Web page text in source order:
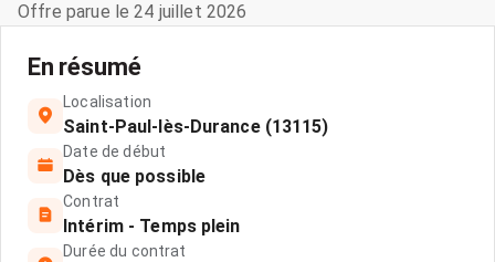
Offre parue le 24 juillet 2026
En résumé
Localisation
Saint-Paul-lès-Durance (13115)
Date de début
Dès que possible
Contrat
Intérim - Temps plein
Durée du contrat